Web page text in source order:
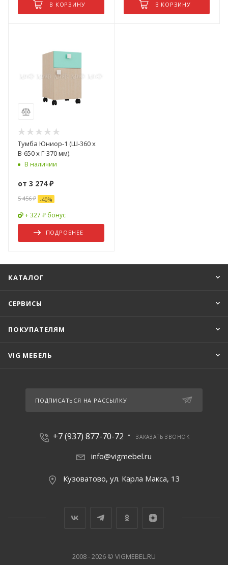
В КОРЗИНУ В КОРЗИНУ
Тумба Юниор-1 (Ш-360 x
В-650 x Г-370 мм).
В наличии
от 3 274 ₽
5 456 ₽ -40%
+ 327 ₽ бонус
ПОДРОБНЕЕ
КАТАЛОГ
СЕРВИСЫ
ПОКУПАТЕЛЯМ
VIG МЕБЕЛЬ
ПОДПИСАТЬСЯ НА РАССЫЛКУ
+7 (937) 877-70-72 ЗАКАЗАТЬ ЗВОНОК
info@vigmebel.ru
Кузоватово, ул. Карла Макса, 13
2008 - 2026 © VIGMEBEL.RU